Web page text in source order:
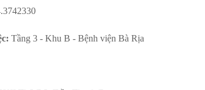
Tầng 3 - Khu B - Bệnh viện Bà Rịa